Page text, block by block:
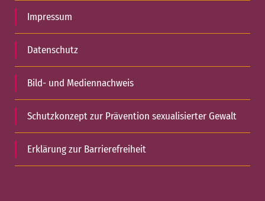
Impressum
Datenschutz
Bild- und Mediennachweis
Schutzkonzept zur Prävention sexualisierter Gewalt
Erklärung zur Barrierefreiheit